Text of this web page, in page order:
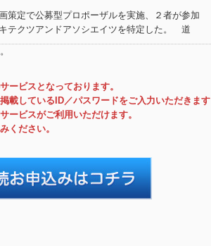
定で公募型プロポーザルを実施、２者が参加
テクツアンドアソシエイツを特定した。 道
ービスとなっております。
載しているID／パスワードをご入力いただきます
ービスがご利用いただけます。
ください。